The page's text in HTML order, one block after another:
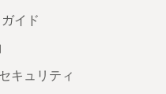
イド
キュリティ